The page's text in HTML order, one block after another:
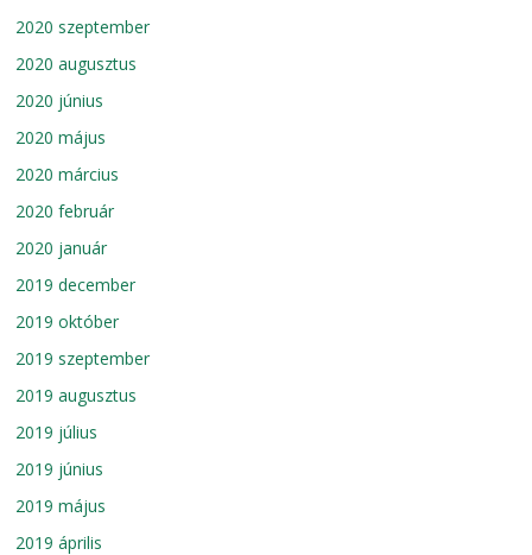
2020 szeptember
2020 augusztus
2020 június
2020 május
2020 március
2020 február
2020 január
2019 december
2019 október
2019 szeptember
2019 augusztus
2019 július
2019 június
2019 május
2019 április